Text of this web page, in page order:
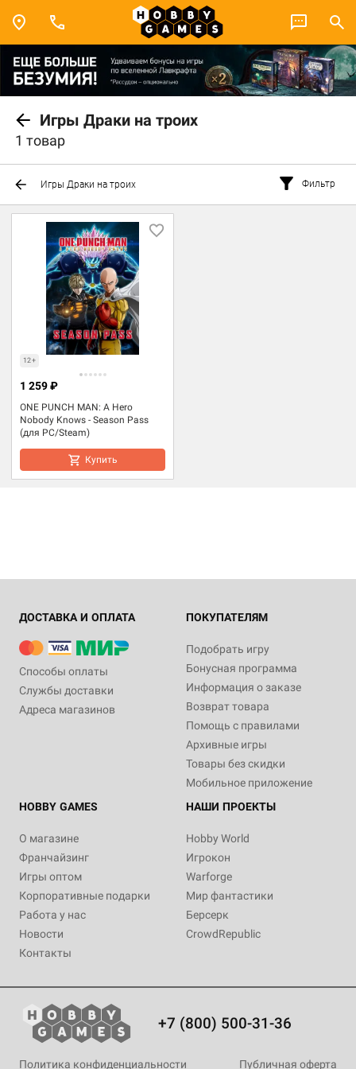
Игры Драки на троих
1 товар
Игры Драки на троих Фильтр
12+
ONE PUNCH MAN: A Hero
Nobody Knows - Season Pass
(для PC/Steam)
1 259 ₽
Купить
ДОСТАВКА И ОПЛАТА
Способы оплаты
Службы доставки
Адреса магазинов
ПОКУПАТЕЛЯМ
Подобрать игру
Бонусная программа
Информация о заказе
Возврат товара
Помощь с правилами
Архивные игры
Товары без скидки
Мобильное приложение
HOBBY GAMES
О магазине
Франчайзинг
Игры оптом
Корпоративные подарки
Работа у нас
Новости
Контакты
НАШИ ПРОЕКТЫ
Hobby World
Игрокон
Warforge
Мир фантастики
Берсерк
CrowdRepublic
+7 (800) 500-31-36
Политика конфиденциальности Публичная оферта